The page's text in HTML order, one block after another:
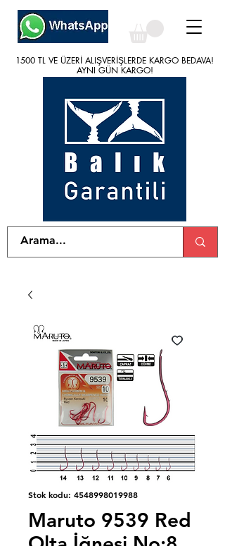
1500 TL VE ÜZERİ ALIŞVERİŞLERDE KARGO BEDAVA!
AYNI GÜN KARGO!
1500 TL VE ÜZERİ ALIŞVERİŞLERDE KARGO BEDAVA!
AYNI GÜN KARGO!
Stok kodu: 4548998019988
Maruto 9539 Red